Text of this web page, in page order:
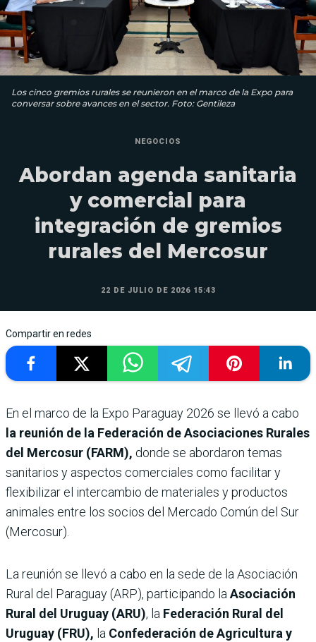
Los cinco gremios rurales se reunieron en el marco de la Expo para
conversar sobre avances en el sector. Foto: Gentileza
NEGOCIOS
Abordan agenda sanitaria
y comercial para
integración de gremios
rurales del Mercosur
22 DE JULIO DE 2026 15:43
Compartir en redes
En el marco de la Expo Paraguay 2026 se llevó a cabo
la reunión de la Federación de Asociaciones Rurales
del Mercosur (FARM), donde se abordaron temas
sanitarios y aspectos comerciales como facilitar y
flexibilizar el intercambio de materiales y productos
animales entre los socios del Mercado Común del Sur
(Mercosur).
La reunión se llevó a cabo en la sede de la Asociación
Rural del Paraguay (ARP), participando la Asociación
Rural del Uruguay (ARU), la Federación Rural del
Uruguay (FRU), la Confederación de Agricultura y